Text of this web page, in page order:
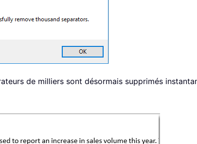
de milliers sont désormais supprimés